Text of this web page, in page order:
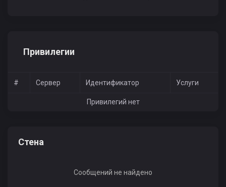
Привилегии
# Сервер Идентификатор Услуги
Привилегий нет
Стена
Сообщений не найдено